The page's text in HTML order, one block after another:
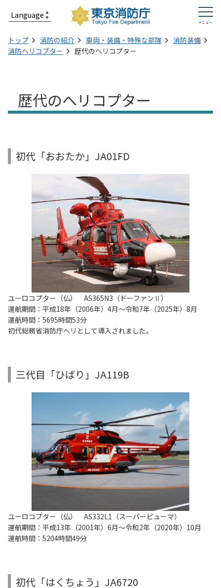
トップ 消防の紹介 車両・装備・特殊な部隊
消防装備
消防ヘリコプター
歴代のヘリコプター
歴代のヘリコプター
初代「おおたか」JA01FD
ユーロコプター（仏） AS365N3（ドーファンⅡ）
運航期間：平成18年（2006年）4月～令和7年（2025年）8月
運航時間：5695時間53分
初代総務省消防庁ヘリとして導入されました。
三代目「ひばり」JA119B
ユーロコプター（仏） AS332L1（スーパーピューマ）
運航期間：平成13年（2001年）6月～令和2年（2020年）10月
運航時間：5204時間49分
初代「はくちょう」JA6720